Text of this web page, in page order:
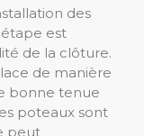
des
est
de la clôture.
de manière
bonne tenue
poteaux sont
peut